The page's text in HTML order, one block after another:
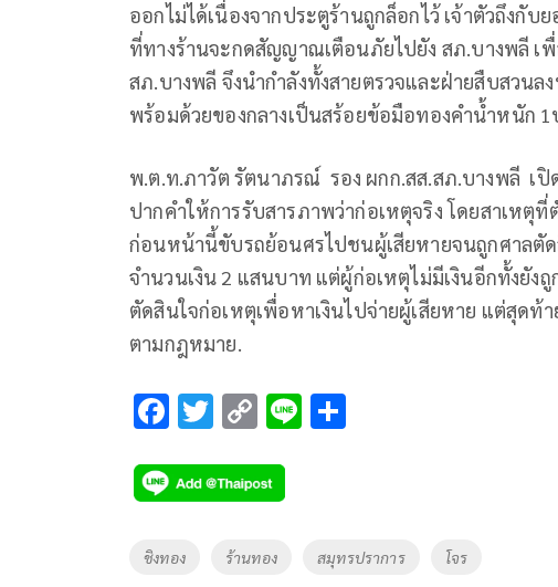
ออกไม่ได้เนื่องจากประตูร้านถูกล็อกไว้ เจ้าตัวถึงกั
ที่ทางร้านจะกดสัญญาณเตือนภัยไปยัง สภ.บางพลี เ
สภ.บางพลี จึงนำกำลังทั้งสายตรวจและฝ่ายสืบสวน
พร้อมด้วยของกลางเป็นสร้อยข้อมือทองคำน้ำหนัก
พ.ต.ท.ภาวัต รัตนาภรณ์ รอง ผกก.สส.สภ.บางพลี เปิ
ปากคำให้การรับสารภาพว่าก่อเหตุจริง โดยสาเหตุ
ก่อนหน้านี้ขับรถย้อนศรไปชนผู้เสียหายจนถูกศาลตั
จำนวนเงิน 2 แสนบาท แต่ผู้ก่อเหตุไม่มีเงินอีกทั้งยัง
ตัดสินใจก่อเหตุเพื่อหาเงินไปจ่ายผู้เสียหาย แต่สุดท้
ตามกฎหมาย.
F
e
b
o
T
tt
er
C
p
y
Li
Li
Tags
ชิงทอง ร้านทอง สมุทรปราการ โจร